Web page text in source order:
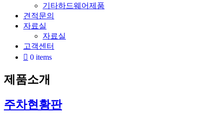
기타하드웨어제품
견적문의
자료실
자료실
고객센터
0 items
제품소개
주차현황판